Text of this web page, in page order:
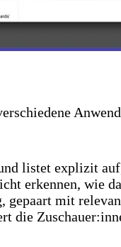
listet explizit
erkennen, wie
gepaart mit
die